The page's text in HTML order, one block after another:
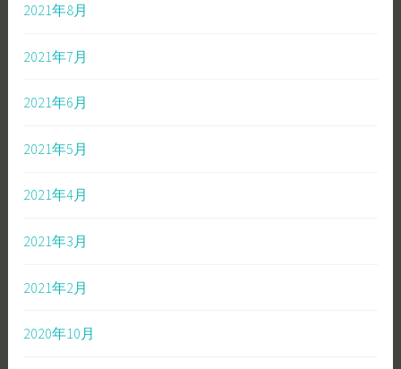
2021年8月
2021年7月
2021年6月
2021年5月
2021年4月
2021年3月
2021年2月
2020年10月